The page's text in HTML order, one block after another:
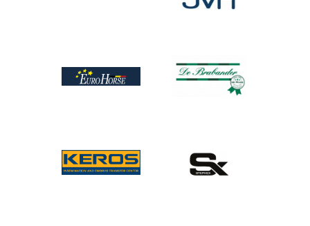
Afbeelding
Afbeelding
Afbeelding
Afbeelding